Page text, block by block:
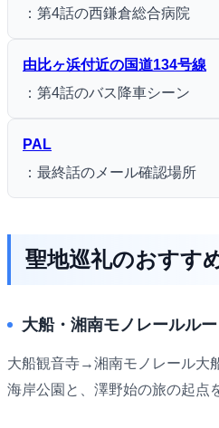
：第4話の西鎌倉総合病院
由比ヶ浜付近の国道134号線
：第4話のバス降車シーン
PAL
：最終話のメール確認場所
聖地巡礼のおすす
大船・湘南モノレールルー
大船観音寺→湘南モノレール
海岸公園と、澤野始の旅の起点